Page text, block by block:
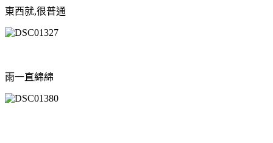
東西就,很普通
雨一直綿綿